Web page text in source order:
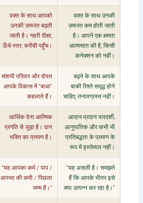
वक्त के साथ आपको
उनकी ज़रूरत बढ़ती
जाती है। गहरी दीक्षा,
ऊँचे स्तर, करीबी पहुँच।
वक्त के साथ उनकी
ज़रूरत कम होती जाती
है। आपने एक क्षमता
आत्मसात की है, किसी
कनेक्शन को नहीं।
संशयी परिवार और दोस्त
आपके विकास में “बाधा”
कहलाते हैं।
बढ़ने के साथ आपके
बाकी रिश्ते समृद्ध होने
चाहिए, तनावग्रस्त नहीं।
आर्थिक देना आत्मिक
प्रगति से जुड़ा है। दान
भक्ति का प्रमाण है।
आदान-प्रदान पारदर्शी,
आनुपातिक और कभी भी
प्रतिबद्धता के प्रमाण के
रूप में इस्तेमाल नहीं।
“यह आपका कर्म / पाप /
आस्था की कमी / पिछला
जन्म है।”
“यह असली है। समझते
हैं कि आपके भीतर इसे
क्या उत्पन्न कर रहा है।”